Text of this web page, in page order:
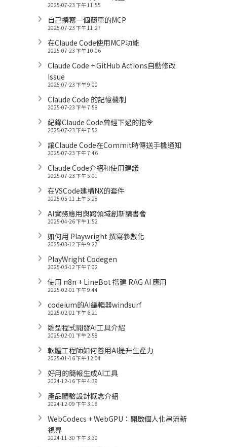
2025-07-23 下午 11:55
自己撰寫一個簡單的MCP
2025-07-23 下午 11:27
在Claude Code使用MCP功能
2025-07-23 下午 10:06
Claude Code + GitHub Actions自動修改
Issue
2025-07-23 下午 9:00
Claude Code 的記憶機制
2025-07-23 下午 7:58
紀錄Claude Code曾經下過的指令
2025-07-23 下午 7:52
讓Claude Code在Commit時傳送手機通知
2025-07-23 下午 7:46
Claude Code介紹和使用建議
2025-07-23 下午 5:01
在VSCode建構NX的套件
2025-05-11 上午 5:28
AI實務應用與跨領域創新讀書會
2025-04-26 下午 1:52
如何用 Playwright 撰寫參數化
2025-03-12 下午 9:23
PlayWright Codegen
2025-03-12 下午 7:02
使用 n8n + LineBot 搭建 RAG AI 應用
2025-02-01 下午 9:44
codeium的AI編輯器windsurf
2025-02-01 下午 6:21
雛型程式開發AI工具介紹
2025-02-01 下午 2:58
軟體工程師如何善用AI提升生產力
2025-01-16 下午 12:04
好用的簡報生成AI工具
2024-12-16 下午 4:39
產品體驗設計概念介紹
2024-12-09 下午 3:18
WebCodecs + WebGPU：開啟個人化串流新
視界
2024-11-30 下午 3:30